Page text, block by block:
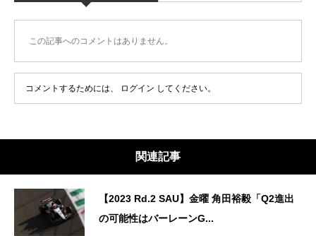
この記事へのコメントはありません。
コメントするためには、 ログイン してください。
関連記事
【2023 Rd.2 SAU】金曜 角田裕毅「Q2進出
の可能性はバーレーンG...